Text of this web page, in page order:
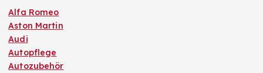
Alfa Romeo
Aston Martin
Audi
Autopflege
Autozubehör